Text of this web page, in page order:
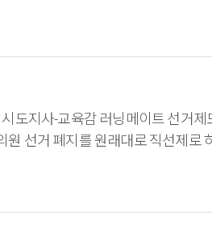
도지사-교육감 러닝메이트 선거